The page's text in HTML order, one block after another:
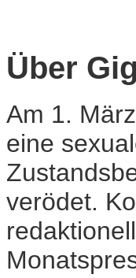
Über
Am 1.
eine
verödet.